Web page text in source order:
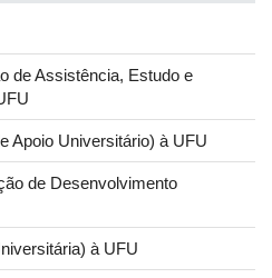
de Assistência, Estudo e
Apoio Universitário) à UFU
de Desenvolvimento
à UFU